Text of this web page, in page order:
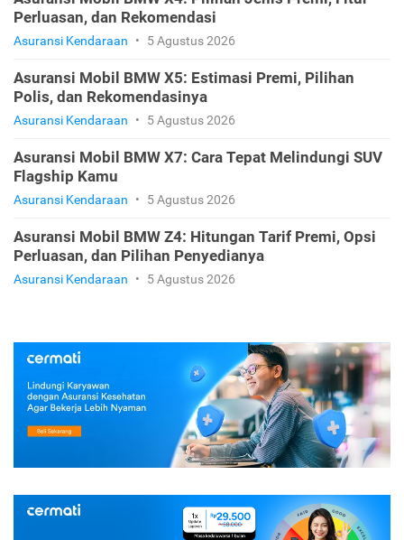
Perluasan, dan Rekomendasi
Asuransi Kendaraan • 5 Agustus 2026
Asuransi Mobil BMW X5: Estimasi Premi, Pilihan
Polis, dan Rekomendasinya
Asuransi Kendaraan • 5 Agustus 2026
Asuransi Mobil BMW X7: Cara Tepat Melindungi SUV
Flagship Kamu
Asuransi Kendaraan • 5 Agustus 2026
Asuransi Mobil BMW Z4: Hitungan Tarif Premi, Opsi
Perluasan, dan Pilihan Penyedianya
Asuransi Kendaraan • 5 Agustus 2026